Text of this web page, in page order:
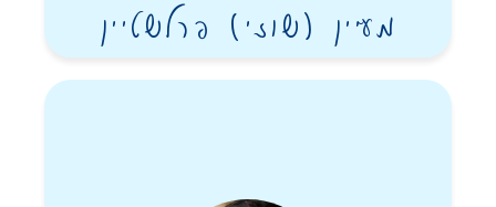
מעיין (שוזי) פרלשטיין